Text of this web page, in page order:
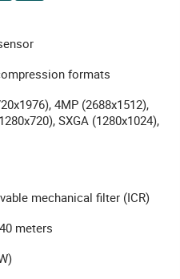
formats
4MP (2688x1512),
SXGA (1280x1024),
mechanical filter (ICR)
meters